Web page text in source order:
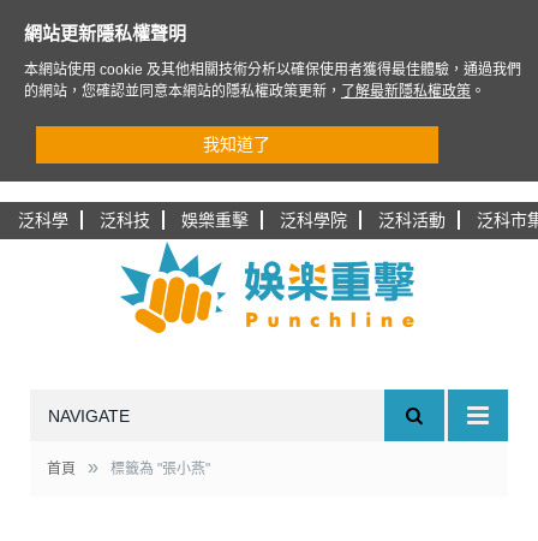
泛科學 泛科技 娛樂重擊 泛科學院 泛科活動 泛科市
NAVIGATE
首頁 » 標籤為 "張小燕"
網站更新隱私權聲明
本網站使用 cookie 及其他相關技術分析以確保使用者獲得最佳體驗，通過我們
的網站，您確認並同意本網站的隱私權政策更新，
了解最新隱私權政策 。
我知道了